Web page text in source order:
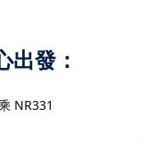
出發：
NR331